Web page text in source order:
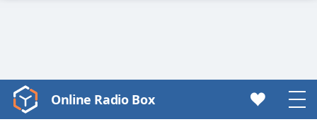
Video
Player
Online Radio Box